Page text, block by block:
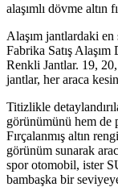
alaşımlı dövme altın
Alaşım jantlardaki en
Fabrika Satış
Renkli Jantlar. 19,
jantlar, her araca
Titizlikle
görünümünü hem de
Fırçalanmış altın
görünüm sunarak
spor otomobil, ister
bambaşka bir